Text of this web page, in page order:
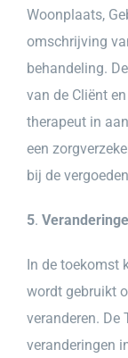
Woonplaats,
omschrijving
behandeling.
van de Cliënt
therapeut in
een
bij de
5.
In de toekomst
wordt gebruikt
veranderen. De
veranderingen